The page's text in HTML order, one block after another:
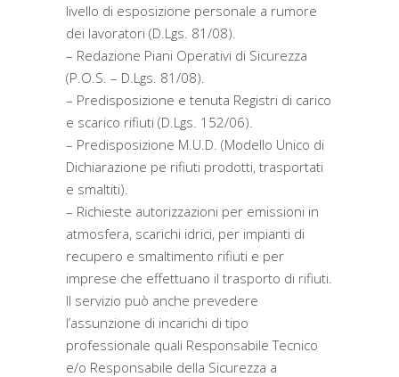
livello di esposizione personale a rumore
dei lavoratori (D.Lgs. 81/08).
– Redazione Piani Operativi di Sicurezza
(P.O.S. – D.Lgs. 81/08).
– Predisposizione e tenuta Registri di carico
e scarico rifiuti (D.Lgs. 152/06).
– Predisposizione M.U.D. (Modello Unico di
Dichiarazione pe rifiuti prodotti, trasportati
e smaltiti).
– Richieste autorizzazioni per emissioni in
atmosfera, scarichi idrici, per impianti di
recupero e smaltimento rifiuti e per
imprese che effettuano il trasporto di rifiuti.
Il servizio può anche prevedere
l’assunzione di incarichi di tipo
professionale quali Responsabile Tecnico
e/o Responsabile della Sicurezza a